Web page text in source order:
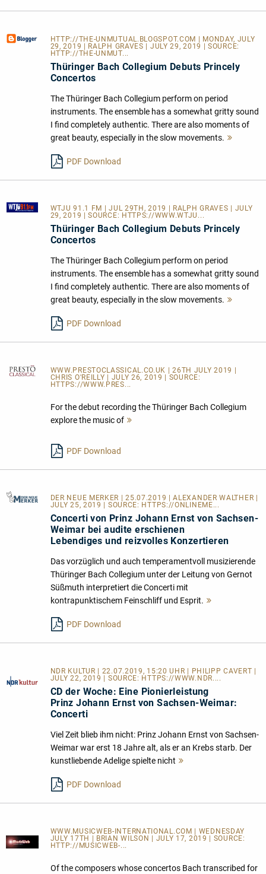
HTTP://THE-UNMUTUAL.BLOGSPOT.COM
| MONDAY, JULY
29, 2019 | RALPH GRAVES | JULY 29, 2019 | SOURCE:
HTTP://THE-UNMUT...
Thüringer Bach Collegium Debuts Princely
Concertos
The Thüringer Bach Collegium perform on period
instruments. The ensemble has a somewhat gritty sound
I find completely authentic. There are also moments of
great beauty, especially in the slow movements.
PDF Download
WTJU 91.1 FM
| JUL 29TH, 2019 | RALPH GRAVES | JULY
29, 2019 | SOURCE: HTTPS://WWW.WTJU...
Thüringer Bach Collegium Debuts Princely
Concertos
The Thüringer Bach Collegium perform on period
instruments. The ensemble has a somewhat gritty sound
I find completely authentic. There are also moments of
great beauty, especially in the slow movements.
PDF Download
WWW.PRESTOCLASSICAL.CO.UK
| 26TH JULY 2019 |
CHRIS O'REILLY | JULY 26, 2019 | SOURCE:
HTTPS://WWW.PRES...
For the debut recording the Thüringer Bach Collegium
explore the music of
PDF Download
DER NEUE MERKER
| 25.07.2019 | ALEXANDER WALTHER |
JULY 25, 2019 | SOURCE: HTTPS://ONLINEME...
Concerti von Prinz Johann Ernst von Sachsen-
Weimar bei audite erschienen
Lebendiges und reizvolles Konzertieren
Das vorzüglich und auch temperamentvoll musizierende
Thüringer Bach Collegium unter der Leitung von Gernot
Süßmuth interpretiert die Concerti mit
kontrapunktischem Feinschliff und Esprit.
PDF Download
NDR KULTUR | 22.07.2019, 15:20 UHR | PHILIPP CAVERT |
JULY 22, 2019 | SOURCE: HTTPS://WWW.NDR....
CD der Woche: Eine Pionierleistung
Prinz Johann Ernst von Sachsen-Weimar:
Concerti
Viel Zeit blieb ihm nicht: Prinz Johann Ernst von Sachsen-
Weimar war erst 18 Jahre alt, als er an Krebs starb. Der
kunstliebende Adelige spielte nicht
PDF Download
WWW.MUSICWEB-INTERNATIONAL.COM | WEDNESDAY
JULY 17TH | BRIAN WILSON | JULY 17, 2019 | SOURCE:
HTTP://MUSICWEB-...
Of the composers whose concertos Bach transcribed for